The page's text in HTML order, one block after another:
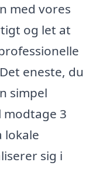
med vores
og let at
eneste, du
simpel
3
lokale
sig i